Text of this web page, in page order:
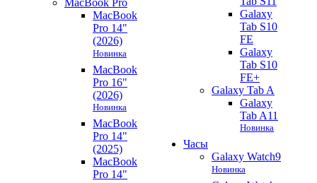
MacBook Pro
MacBook
Pro 14"
(2026)
Новинка
MacBook
Pro 16"
(2026)
Новинка
MacBook
Pro 14"
(2025)
MacBook
Pro 14"
Galaxy
Tab S10
FE
Galaxy
Tab S10
FE+
Galaxy Tab A
Galaxy
Tab A11
Новинка
Часы
Galaxy Watch9
Новинка